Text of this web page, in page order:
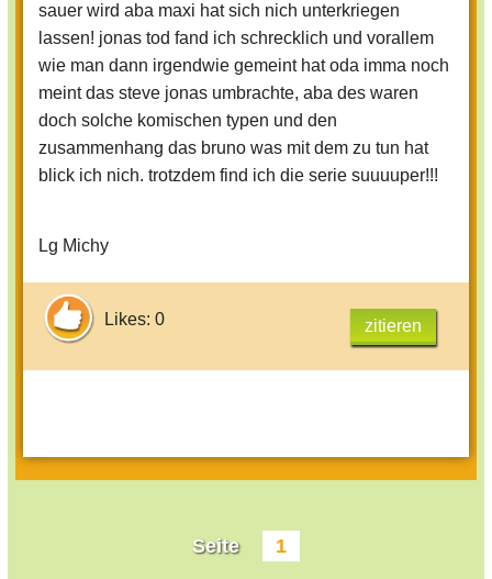
sauer wird aba maxi hat sich nich unterkriegen
lassen! jonas tod fand ich schrecklich und vorallem
wie man dann irgendwie gemeint hat oda imma noch
meint das steve jonas umbrachte, aba des waren
doch solche komischen typen und den
zusammenhang das bruno was mit dem zu tun hat
blick ich nich. trotzdem find ich die serie suuuuper!!!
Lg Michy
Likes: 0 zitieren
Seite 1